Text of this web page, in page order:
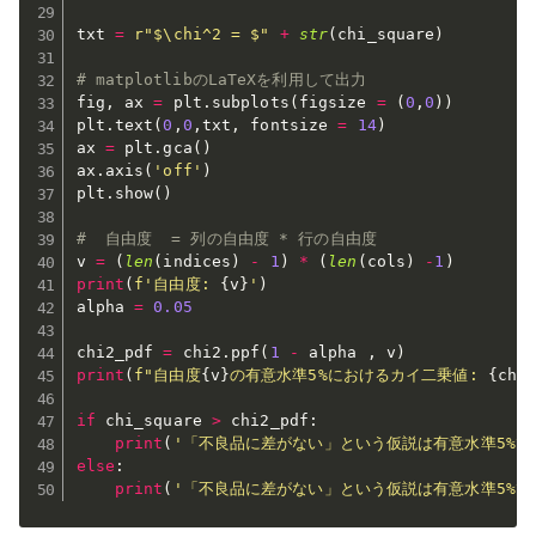
txt = r"$\chi^2 = $" + str( chi_square )
# matplotlibのLaTeXを利用して出力
fig , ax = plt . subplots ( figsize = (0 ,0 ) )
plt . text (0 , 0 , txt , fontsize = 14)
ax = plt .gca ( )
ax . axis ( 'off' )
plt . show( )
#  自由度  = 列の自由度 * 行の自由度
v = ( len ( indices ) - 1 ) * ( len ( cols ) - 1 )
print ( f'自由度: { v } ' )
alpha = 0.05
chi2_pdf = chi2 . ppf ( 1 - alpha , v )
print ( f"自由度{ v }の有意水準5%におけるカイ二乗値: {
if chi_square > chi2_pdf :
print ( '「不良品に差がない」という仮説は有意水準5%
else :
print ( '「不良品に差がない」という仮説は有意水準5%